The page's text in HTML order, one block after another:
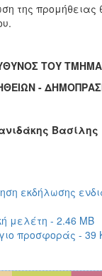
προμήθειας
ΤΟΥ
-
Βασίλης
εκδήλωσης
μελέτη - 2.46 MB
προσφοράς - 39